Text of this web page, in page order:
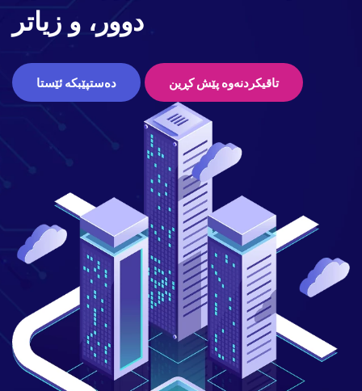
دوور، و زیاتر
دەستپێبکە ئێستا تاقیکردنەوە پێش کڕین